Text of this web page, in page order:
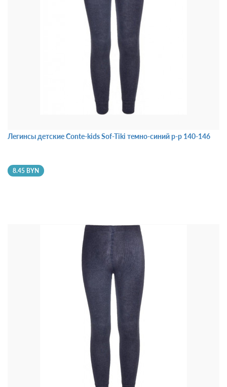
Легинсы детские Conte-kids Sof-Tiki темно-синий р-р 140-146
8.45 BYN